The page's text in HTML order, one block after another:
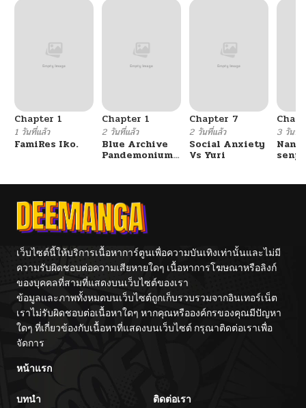
Chapter 1
1 วันที่แล้ว
FamiRes Iko.
Chapter 1
2 วันที่แล้ว
Blue Archive
Pandemonium
Chapter 7
2 วันที่แล้ว
Social Anxiety
Vs Yuri
3 วันที่
เว็บไซต์นี้ให้บริการเนื้อหาการ์ตูนเพื่อความบันเทิงเท่านั้นและไม่มี
ความรับผิดชอบต่อความเสียหายใดๆ เนื้อหาการโฆษณาหรือลิงก์
ของบุคคลที่สามที่แสดงบนเว็บไซต์ของเรา
ข้อมูลและภาพทั้งหมดบนเว็บไซต์ถูกเก็บรวบรวมจากอินเทอร์เน็ต
เราไม่รับผิดชอบต่อเนื้อหาใดๆ หากคุณหรือองค์กรของคุณมีปัญหา
ใดๆ ที่เกี่ยวข้องกับเนื้อหาที่แสดงบนเว็บไซต์ กรุณาติดต่อเราเพื่อ
จัดการ
หน้าแรก
บทนำ ติดต่อเรา